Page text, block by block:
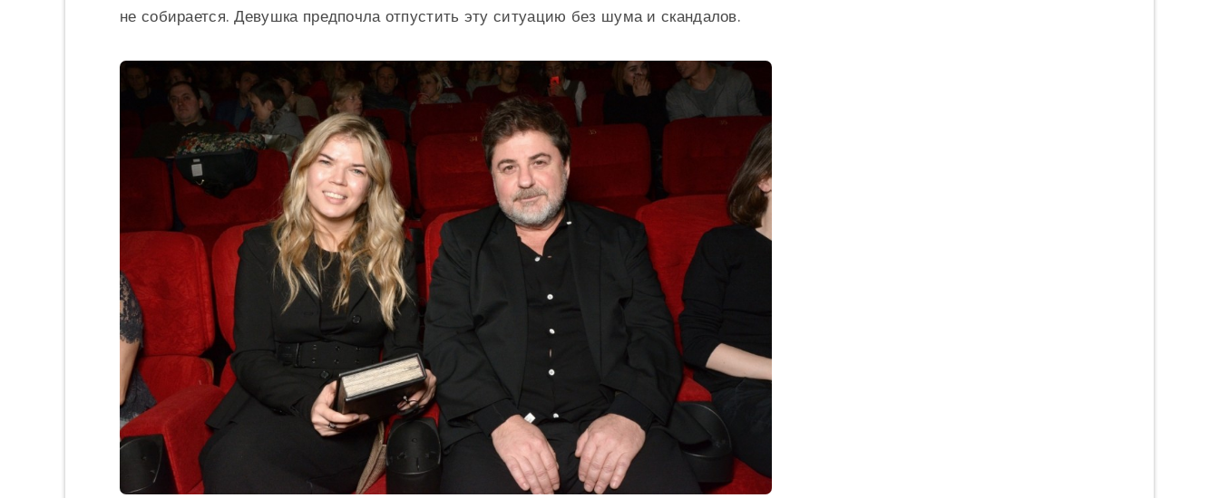
не собирается. Девушка предпочла отпустить эту ситуацию без шума и скандалов.